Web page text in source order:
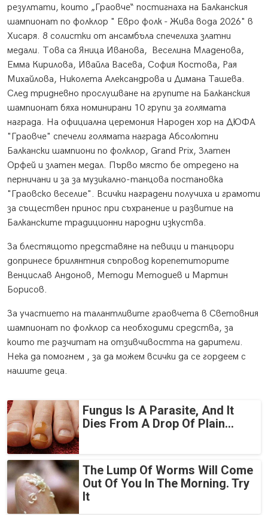
резултати, които „Граовче“ постигнаха на Балканския
шампионат по фолклор " Евро фолк - Жива вода 2026" в
Хисаря. 8 солистки от ансамбъла спечелиха златни
медали. Това са Яница Иванова, Веселина Младенова,
Емма Кирилова, Ивайла Васева, София Костова, Рая
Михайлова, Николета Александрова и Димана Ташева.
След тридневно прослушване на групите на Балканския
шампионат бяха номинирани 10 групи за голямата
награда. На официална церемония Народен хор на ДЮФА
"Граовче" спечели голямата награда Абсолютни
Балкански шампиони по фолклор, Grand Prix, Златен
Орфей и златен медал. Първо място бе отредено на
перничани и за за музикално-танцова постановка
"Граовско веселие". Всички наградени получиха и грамоти
за съществен принос при съхранение и развитие на
Балканските традиционни народни изкуства.
За блестящото представяне на певици и танцьори
допринесе брилянтния съпровод корепетиторите
Венцислав Андонов, Методи Методиев и Мартин
Борисов.
За участието на талантливите граовчета в Световния
шампионат по фолклор са необходими средства, за
които те разчитат на отзивчивостта на дарители.
Нека да помогнем , за да можем всички да се гордеем с
нашите деца.
Fungus Is A Parasite, And It
Dies From A Drop Of Plain...
The Lump Of Worms Will Come
Out Of You In The Morning. Try
It